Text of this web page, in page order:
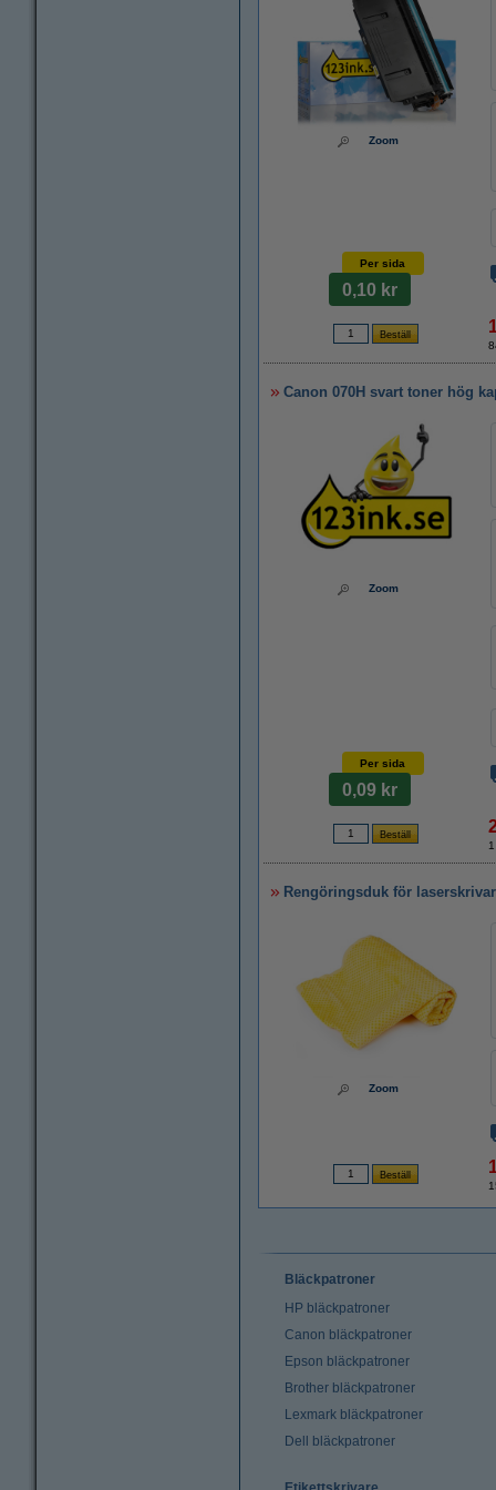
Zoom
Per sida
0,10 kr
Canon 070H svart toner hög
Zoom
Per sida
0,09 kr
Rengöringsduk för
Zoom
Bläckpatroner
HP bläckpatroner
Canon bläckpatroner
Epson bläckpatroner
Brother bläckpatroner
Lexmark bläckpatroner
Dell bläckpatroner